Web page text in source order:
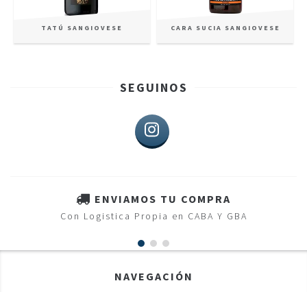
TATÚ SANGIOVESE CARA SUCIA SANGIOVESE
SEGUINOS
ENVIAMOS TU COMPRA
Con Logistica Propia en CABA Y GBA
NAVEGACIÓN